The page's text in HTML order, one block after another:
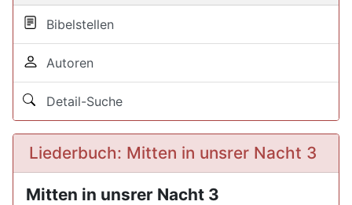
Bibelstellen
Autoren
Detail-Suche
Liederbuch: Mitten in unsrer Nacht 3
Mitten in unsrer Nacht 3